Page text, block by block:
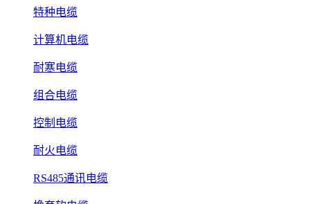
特种电缆
计算机电缆
耐寒电缆
组合电缆
控制电缆
耐火电缆
RS485通讯电缆